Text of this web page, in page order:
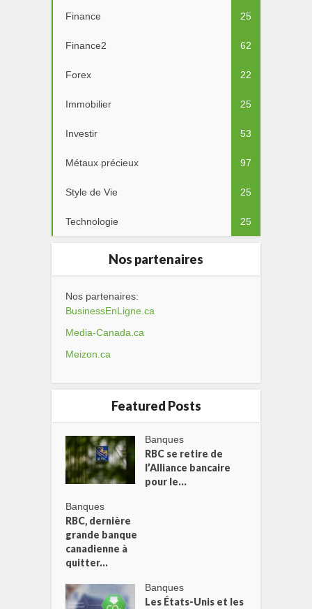
Finance 25
Finance2 62
Forex 22
Immobilier 25
Investir 53
Métaux précieux 97
Style de Vie 25
Technologie 25
Nos partenaires
Nos partenaires:
BusinessEnLigne.ca
Media-Canada.ca
Meizon.ca
Featured Posts
Banques
RBC se retire de
l’Alliance bancaire
pour le...
Banques
RBC, dernière
grande banque
canadienne à
quitter...
Banques
Les États-Unis et les